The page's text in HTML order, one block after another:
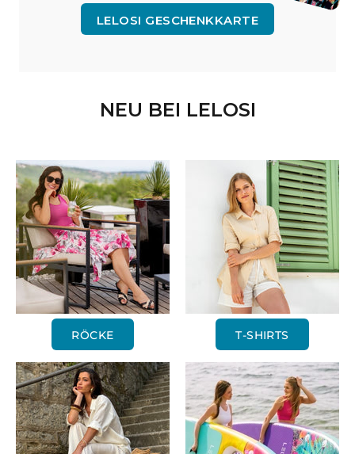
LELOSI GESCHENKKARTE
NEU BEI LELOSI
RÖCKE T-SHIRTS